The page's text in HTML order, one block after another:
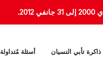
ذاكرة تأبي النسيان أسئلة مُتداولة